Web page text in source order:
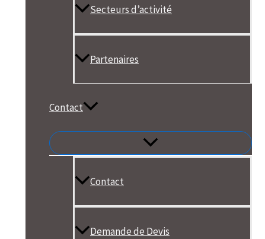
Secteurs d’activité
Partenaires
Contact
Contact
Demande de Devis